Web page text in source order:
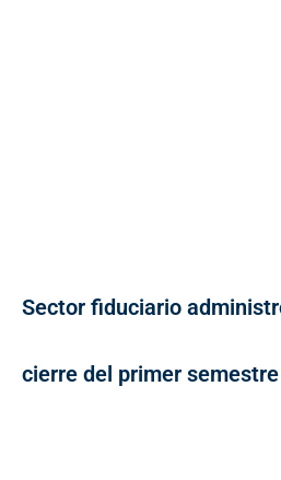
Sector fiduciario
cierre del primer